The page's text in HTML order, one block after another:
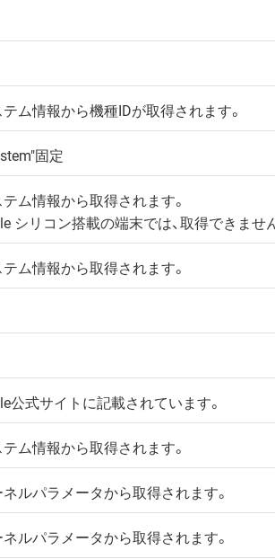
テム情報から機種IDが取得されます。
固定
ム情報から取得されます。
シリコン搭載の端末では、取得できませ
ム情報から取得されます。
公式サイトに記載されています。
ム情報から取得されます。
ネルパラメータから取得されます。
ネルパラメータから取得されます。